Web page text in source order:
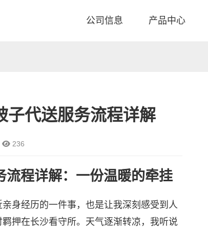
公司信息 产品中心
子代送服务流程详解
236
流程详解：一份温暖的牵挂
身经历的一件事，也是让我深刻感受到人
押在长沙看守所。天气逐渐转凉，我听说